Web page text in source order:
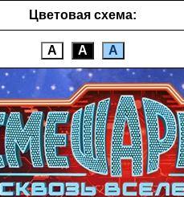
Цветовая схема:
А А А